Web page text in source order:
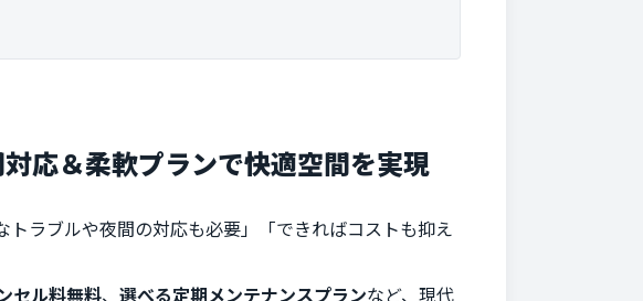
応＆柔軟プランで快適空間を実現
トラブルや夜間の対応も必要」「できればコストも抑え
セル料無料、 選べる定期メンテナンスプランなど、現代